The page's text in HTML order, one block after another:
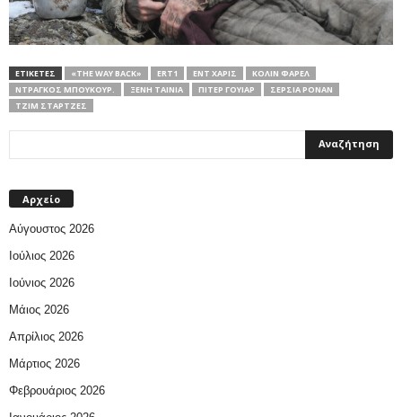
ΕΤΙΚΕΤΕΣ «THE WAY BACK» ERT1 ΕΝΤ ΧΆΡΙΣ
ΚΌΛΙΝ ΦΆΡΕΛ
ΝΤΡΆΓΚΟΣ ΜΠΟΥΚΟΎΡ.
ΞΕΝΗ ΤΑΙΝΙΑ ΠΊΤΕΡ ΓΟΥΊΑΡ
ΣΈΡΣΙΑ ΡΌΝΑΝ
ΤΖΙΜ ΣΤΆΡΤΖΕΣ
Αρχείο
Αύγουστος 2026
Ιούλιος 2026
Ιούνιος 2026
Μάιος 2026
Απρίλιος 2026
Μάρτιος 2026
Φεβρουάριος 2026